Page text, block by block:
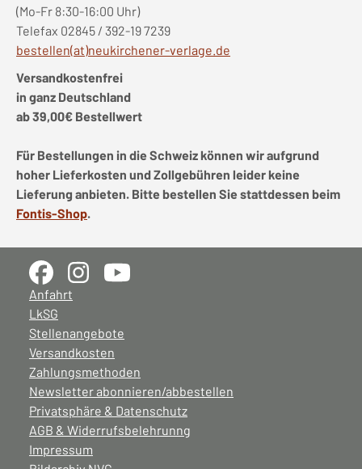
(Mo-Fr 8:30-16:00 Uhr)
Telefax 02845 / 392-19 7239
bestellen(at)neukirchener-verlage.de
Versandkostenfrei
in ganz Deutschland
ab 39,00€ Bestellwert
Für Bestellungen in die Schweiz können wir aufgrund
hoher Lieferkosten und Zollgebühren leider keine
Lieferung anbieten. Bitte bestellen Sie stattdessen beim
Fontis-Shop.
Anfahrt
LkSG
Stellenangebote
Versandkosten
Zahlungsmethoden
Newsletter abonnieren/abbestellen
Privatsphäre & Datenschutz
AGB & Widerrufsbelehrunng
Impressum